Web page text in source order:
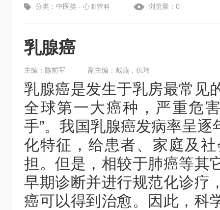
分类：中医类 - 心血管科
浏览量：0
乳腺癌
主编：陈前军 副主编：戴燕，仉玮
乳腺癌是发生于乳房最常见
全球第一大癌种，严重危
手”。我国乳腺癌发病率呈
化特征，给患者、家庭及
担。但是，相较于肺癌等其
早期诊断并进行规范化诊疗
癌可以得到治愈。因此，科